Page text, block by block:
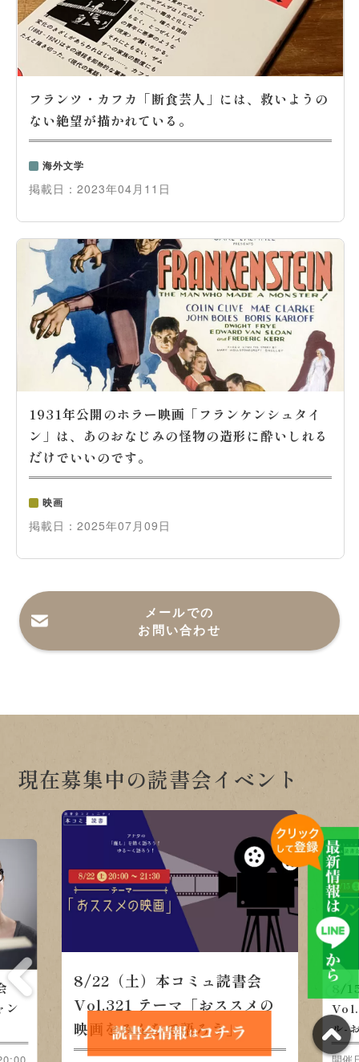
フランツ・カフカ「断食芸人」には、救いようの
ない絶望が描かれている。
海外文学
掲載日： 2023年04月11日
1931年公開のホラー映画「フランケンシュタイ
ン」は、あのおなじみの怪物の造形に酔いしれる
だけでいいのです。
映画
掲載日： 2025年07月09日
メールでの
お問い合わせ
現在募集中の読書会イベント
ン
8/22（土）本コミュ読書会
Vol.321 テーマ「おススメの
映画をみんなで語ろう」
8/
ル-
開催